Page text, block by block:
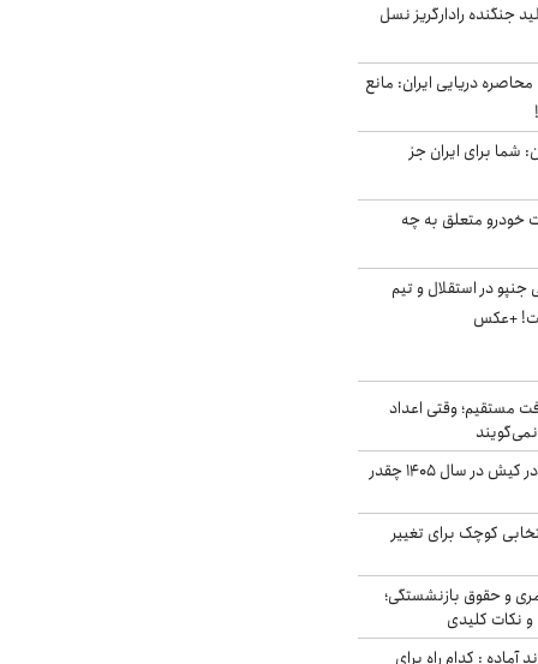
جنگنده رادارگریز نسل
محاصره دریایی ایران: مانع
شما برای ایران جز
خودرو متعلق به چه
در استقلال و تیم
+عکس
مستقیم؛ وقتی اعداد
قیمت اجاره ماشین در کیش در سال ۱۴۰۵ چقدر
کوچک برای تغییر
و حقوق بازنشستگی؛
نکات کلیدی
آماده : کدام راه برای